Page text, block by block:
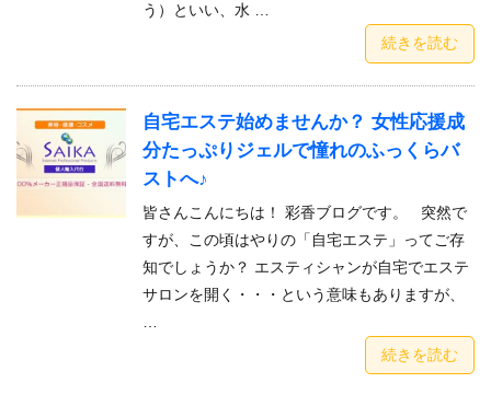
う）といい、水 …
続きを読む
自宅エステ始めませんか？ 女性応援成
分たっぷりジェルで憧れのふっくらバ
ストへ♪
皆さんこんにちは！ 彩香ブログです。 突然で
すが、この頃はやりの「自宅エステ」ってご存
知でしょうか？ エスティシャンが自宅でエステ
サロンを開く・・・という意味もありますが、
続きを読む